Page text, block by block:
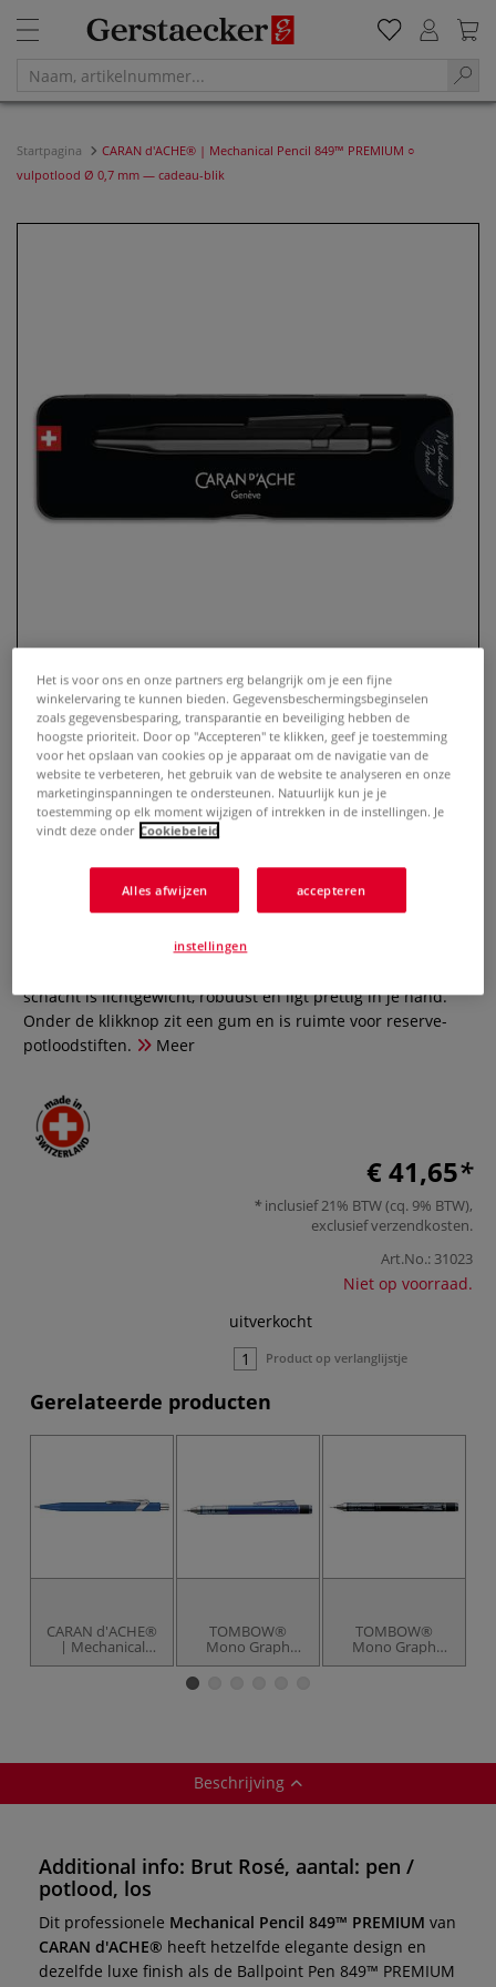
Startpagina
CARAN d'ACHE® | Mechanical Pencil 849™ PREMIUM ○
vulpotlood Ø 0,7 mm — cadeau-blik
CARAN d'ACHE® | Mechanical
Pencil 849™ PREMIUM ○
vulpotlood Ø 0,7 mm — cadeau-
0 Beoordeling
Dit vulpotlood (Ø 0,7 mm) heeft hetzelfde elegante design
schacht is lichtgewicht, robuust en ligt prettig in je hand.
Onder de klikknop zit een gum en is ruimte voor reserve-
potloodstiften.
Meer
€ 41,65
inclusief 21% BTW (cq. 9% BTW),
exclusiefverzendkosten.
Art.No.: 31023
Niet op voorraad.
uitverkocht
Product op verlanglijstje
Gerelateerde producten
CARAN d'ACHE®
| Mechanical
Pencil 849™
TOMBOW®
Mono Graph
vulpotlood
TOMBOW®
Mono Graph
vulpotlood
Beschrijving
Additional info: Brut Rosé, aantal: pen /
potlood, los
Dit professionele Mechanical Pencil 849™ PREMIUM van
CARAN d'ACHE® heeft hetzelfde elegante design en
dezelfde luxe finish als de Ballpoint Pen 849™ PREMIUM
Het is voor ons en onze partners erg belangrijk om je een fijne
winkelervaring te kunnen bieden. Gegevensbeschermingsbeginselen
zoals gegevensbesparing, transparantie en beveiliging hebben de
hoogste prioriteit. Door op "Accepteren" te klikken, geef je toestemming
voor het opslaan van cookies op je apparaat om de navigatie van de
website te verbeteren, het gebruik van de website te analyseren en onze
marketinginspanningen te ondersteunen. Natuurlijk kun je je
toestemming op elk moment wijzigen of intrekken in de instellingen. Je
vindt deze onder Cookiebeleid
Alles afwijzen accepteren
instellingen